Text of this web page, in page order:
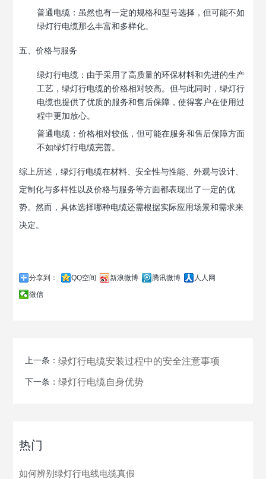
普通电缆 ：虽然也有一定的规格和型号选择，但可能不如
绿灯行电缆那么丰富和多样化。
五、价格与服务
绿灯行电缆 ：由于采用了高质量的环保材料和先进的生产
工艺，绿灯行电缆的价格相对较高。但与此同时，绿灯行
电缆也提供了优质的服务和售后保障，使得客户在使用过
程中更加放心。
普通电缆 ：价格相对较低，但可能在服务和售后保障方面
不如绿灯行电缆完善。
综上所述，绿灯行电缆在材料、安全性与性能、外观与设计、
定制化与多样性以及价格与服务等方面都表现出了一定的优
势。然而，具体选择哪种电缆还需根据实际应用场景和需求来
决定。
分享到： QQ空间 新浪微博 腾讯微博
人人网
微信
上一条：绿灯行电缆安装过程中的安全注意事项
下一条：绿灯行电缆自身优势
热门
如何辨别绿灯行电线电缆真假